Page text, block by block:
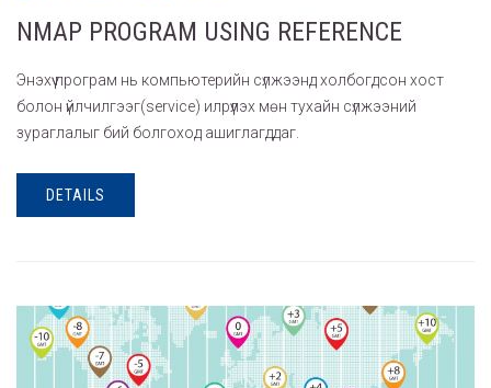
NMAP PROGRAM USING REFERENCE
Энэхүү програм нь компьютерийн сүлжээнд холбогдсон хост
болон үйлчилгээг(service) илрүүлэх мөн тухайн сүлжээний
зураглалыг бий болгоход ашиглагддаг.
DETAILS